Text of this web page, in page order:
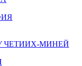
ЧЕТИИХ-МИНЕЙ